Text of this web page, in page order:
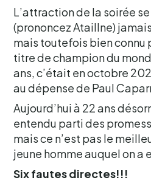
L’attraction de la soirée
(prononcez Ataillne)
mais toutefois bien connu
titre de champion du
ans, c’était en octobre
au dépense de Paul
Aujourd’hui à 22 ans
entendu parti des
mais ce n’est pas le
jeune homme auquel on a
Six fautes directes!!!